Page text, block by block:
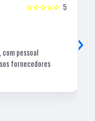
5
☆☆☆☆☆
pessoal
fornecedores
›